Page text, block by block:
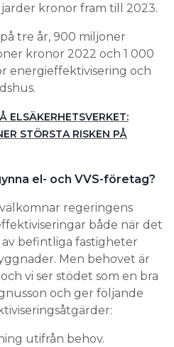
kronor fram till 2023.
tre år, 900 miljoner
kronor 2022 och 1 000
energieffektivisering och
ELSÄKERHETSVERKET:
STÖRSTA RISKEN PÅ
el- och VVS-företag?
regeringens
både när det
befintliga fastigheter
Men behovet är
vi ser stödet som en bra
och ger följande
utifrån behov.